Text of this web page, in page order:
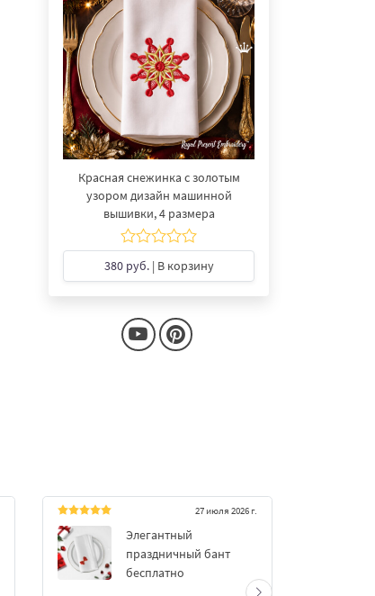
Красная снежинка с золотым
узором дизайн машинной
вышивки, 4 размера
380 руб.| В корзину
27 июля 2026 г.
Элегантный
праздничный бант
бесплатно